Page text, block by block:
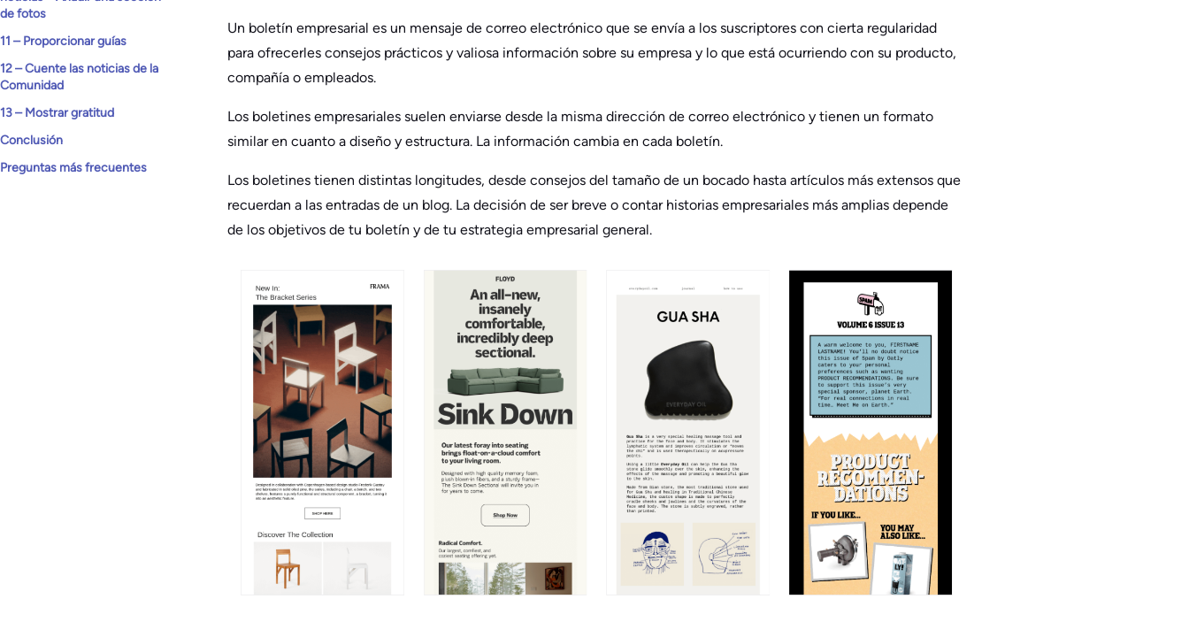
de fotos
11 – Proporcionar guías
12 – Cuente las noticias de la
Comunidad
13 – Mostrar gratitud
Conclusión
Preguntas más frecuentes
Un boletín empresarial es un mensaje de correo electrónico que se envía a los suscriptores con cierta regularidad
para ofrecerles consejos prácticos y valiosa información sobre su empresa y lo que está ocurriendo con su producto,
compañía o empleados.
Los boletines empresariales suelen enviarse desde la misma dirección de correo electrónico y tienen un formato
similar en cuanto a diseño y estructura. La información cambia en cada boletín.
Los boletines tienen distintas longitudes, desde consejos del tamaño de un bocado hasta artículos más extensos que
recuerdan a las entradas de un blog. La decisión de ser breve o contar historias empresariales más amplias depende
de los objetivos de tu boletín y de tu estrategia empresarial general.